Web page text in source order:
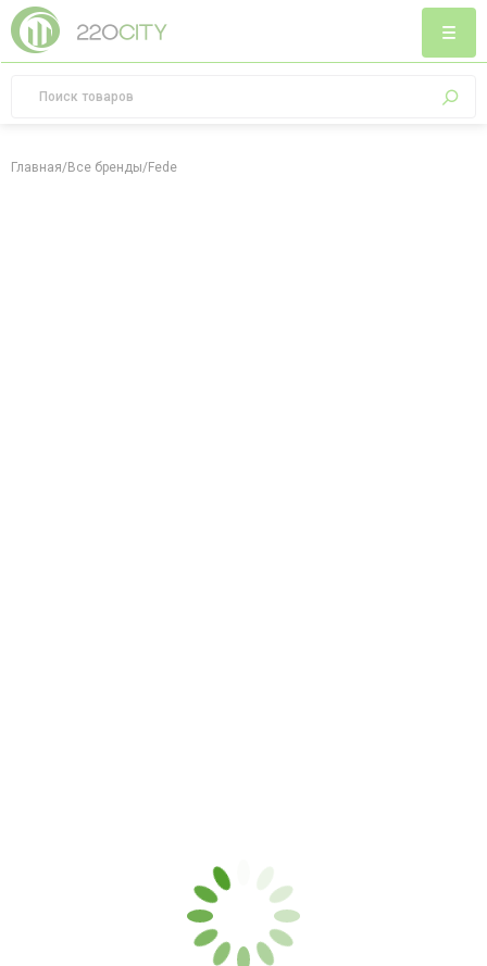
Главная/Все бренды/Fede